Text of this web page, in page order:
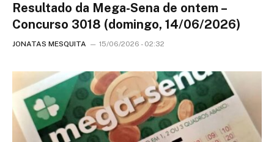
Resultado da Mega-Sena de ontem –
Concurso 3018 (domingo, 14/06/2026)
JONATAS MESQUITA 15/06/2026 - 02:32